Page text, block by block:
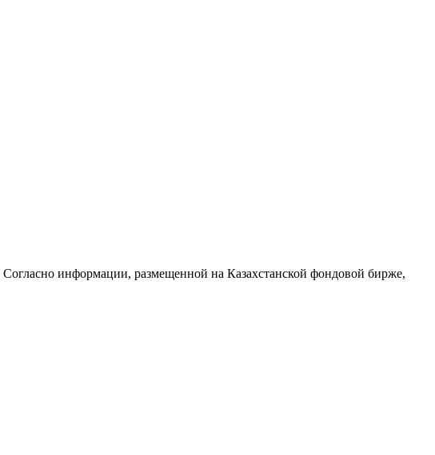
информации, размещенной на Казахстанской фондовой бирже,